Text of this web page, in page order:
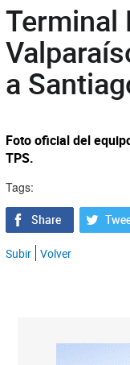
Terminal
a
Foto oficial del
TPS.
Tags:
Subir Volver